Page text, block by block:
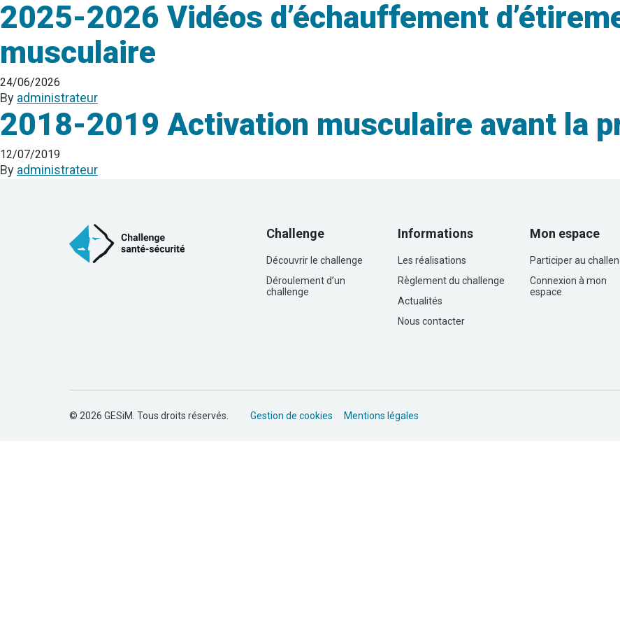
2025-2026 Vidéos d’échauffement
musculaire
24/06/2026
By administrateur
2018-2019 Activation musculaire avant la
12/07/2019
By administrateur
Challenge
Découvrir le challenge
Déroulement d’un
challenge
Informations
Les réalisations
Règlement du challenge
Actualités
Nous contacter
Mon espace
Participer au
Connexion à mon
espace
© 2026 GESiM. Tous droits réservés. Gestion de cookies Mentions légales